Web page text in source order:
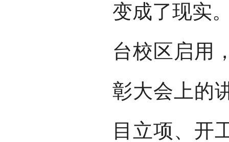
变成了现实
台校区启用
彰大会上的
目立项、开